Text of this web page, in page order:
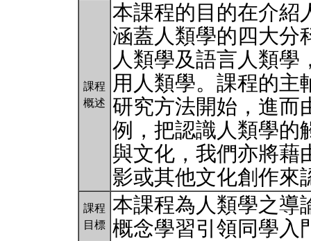
課程
概述
本課程的目的在介紹
涵蓋人類學的四大分
人類學及語言人類學
用人類學。課程的主
研究方法開始，進而
例，把認識人類學的
與文化，我們亦將藉
影或其他文化創作來
課程
目標
本課程為人類學之導
概念學習引領同學